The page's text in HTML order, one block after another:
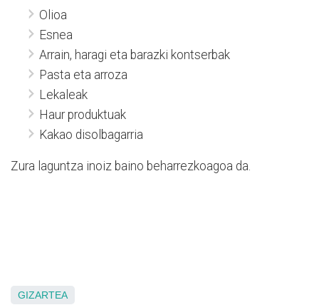
Olioa
Esnea
Arrain, haragi eta barazki kontserbak
Pasta eta arroza
Lekaleak
Haur produktuak
Kakao disolbagarria
Zura laguntza inoiz baino beharrezkoagoa da.
GIZARTEA